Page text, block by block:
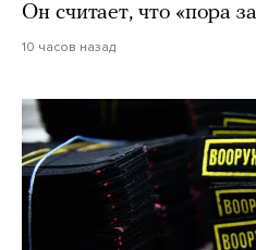
Он считает, что «пора
10 часов назад